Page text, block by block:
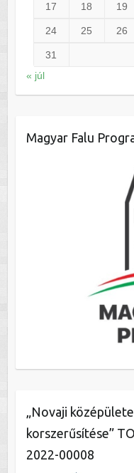
17 18 19
24 25 26
31
« júl
Magyar Falu
„Novaji
korszerűsítése”
2022-00008